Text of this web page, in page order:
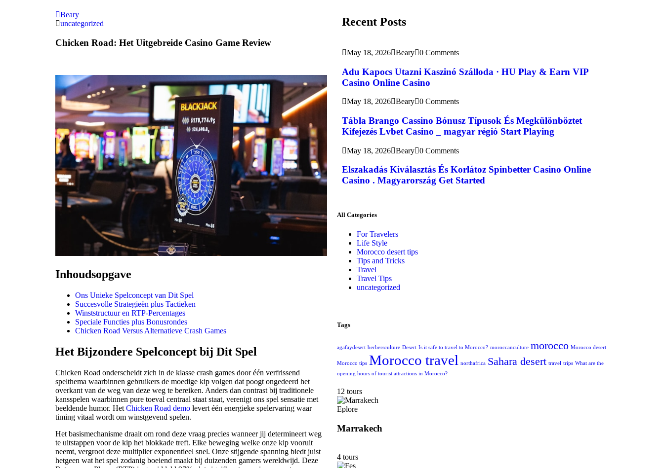
Beary
uncategorized
Chicken Road: Het Uitgebreide Casino Game Review
Inhoudsopgave
Ons Unieke Spelconcept van Dit Spel
Succesvolle Strategieën plus Tactieken
Winststructuur en RTP-Percentages
Speciale Functies plus Bonusrondes
Chicken Road Versus Alternatieve Crash Games
Het Bijzondere Spelconcept bij Dit Spel
Chicken Road onderscheidt zich in de klasse crash games door één verfrissend
spelthema waarbinnen gebruikers de moedige kip volgen dat poogt ongedeerd het
overkant van de weg van deze weg te bereiken. Anders dan contrast bij traditionele
kansspelen waarbinnen pure toeval centraal staat staat, verenigt ons spel sensatie met
beeldende humor. Het Chicken Road demo levert één energieke spelervaring waar
timing vitaal wordt om winstgevend spelen.
Het basismechanisme draait om rond deze vraag precies wanneer jij determineert weg
te uitstappen voor de kip het blokkade treft. Elke beweging welke onze kip vooruit
neemt, vergroot deze multiplier exponentieel snel. Onze stijgende spanning biedt juist
hetgeen wat het spel zodanig boeiend maakt bij duizenden gamers wereldwijd. Deze
Recent Posts
May 18, 2026 Beary 0 Comments
Adu Kapocs Utazni Kaszinó Szálloda · HU Play & Earn VIP
Casino Online Casino
May 18, 2026 Beary 0 Comments
Tábla Brango Cassino Bónusz Típusok És Megkülönböztet
Kifejezés Lvbet Casino _ magyar régió Start Playing
May 18, 2026 Beary 0 Comments
Elszakadás Kiválasztás És Korlátoz Spinbetter Casino Online
Casino . Magyarország Get Started
All Categories
For Travelers
Life Style
Morocco desert tips
Tips and Tricks
Travel
Travel Tips
uncategorized
Tags
agafaydesert berbersculture Desert Is it safe to travel to Morocco? moroccanculture morocco Morocco desert
Morocco tips Morocco travel northafrica Sahara desert travel trips What are the
opening hours of tourist attractions in Morocco?
12 tours
Eplore
Marrakech
4 tours